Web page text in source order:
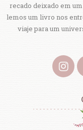
recado deixado em
lemos um livro nos
viaje para um